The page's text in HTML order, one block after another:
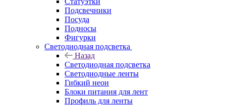
Подсвечники
Посуда
Подносы
Фигурки
Светодиодная подсветка
Назад
Светодиодная подсветка
Светодиодные ленты
Гибкий неон
Блоки питания для лент
Профиль для ленты